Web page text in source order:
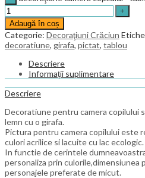
Adaugă în coș
Categorie: Decoraţiuni Crăciun
decoratiune, girafa, pictat, tablou
Descriere
Informații suplimentare
Descriere
Decoratiune pentru camera copilului
lemn cu o girafa.
Pictura pentru camera copilului este
culori acrilice si lacuite cu lac ecologic.
In functie de cerintele
personaliza prin culorile,dimensiunea
personajele preferate de micut.